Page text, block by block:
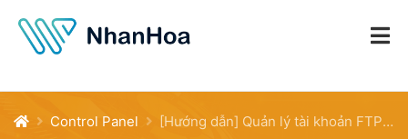
Control Panel [Hướng dẫn] Quản lý tài khoản FTP trên Hosting Plesk.